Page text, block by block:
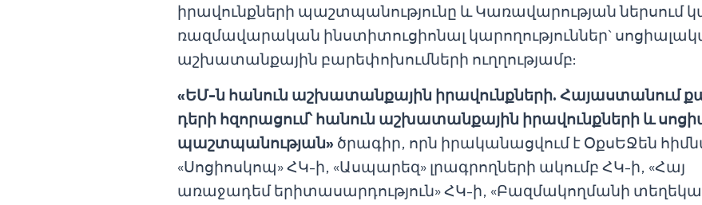
իրավունքների պաշտպանությունը և Կառավարության ներսում
ռազմավարական ինստիտուցիոնալ կարողություններ`
աշխատանքային բարեփոխումների ուղղությամբ:
«ԵՄ-ն հանուն աշխատանքային իրավունքների. Հայաստանում
դերի հզորացում՝ հանուն աշխատանքային իրավունքների և
պաշտպանության» ծրագիր, որն իրականացվում է ՕքսԵՋեն
«Սոցիոսկոպ» ՀԿ-ի, «Ասպարեզ» լրագրողների ակումբ ՀԿ-ի, «Հայ
առաջադեմ երիտասարդություն» ՀԿ-ի, «Բազմակողմանի